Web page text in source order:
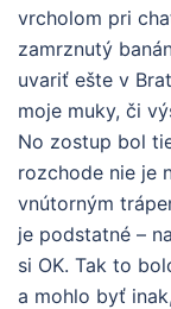
vrcholom pri
zamrznutý
uvariť ešte v
moje muky, či
No zostup bol
rozchode nie je
vnútorným
je podstatné –
si OK. Tak to
a mohlo byť